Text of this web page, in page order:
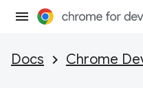
Docs Chrome